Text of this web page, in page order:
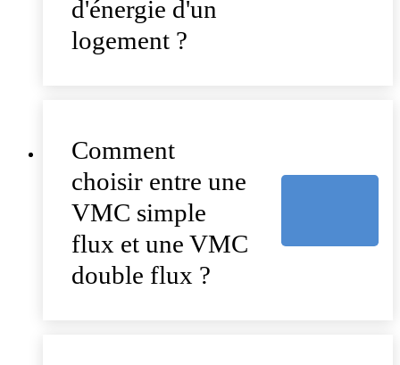
d'énergie d'un
logement ?
Comment
choisir entre une
VMC simple
flux et une VMC
double flux ?